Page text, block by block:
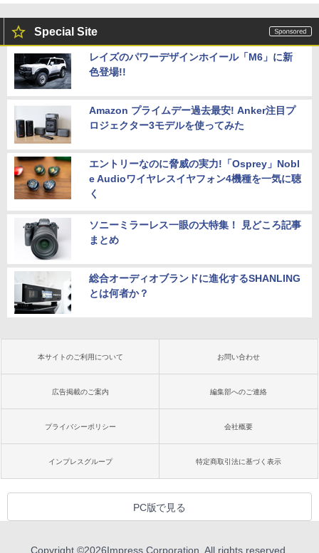
Special Site
レイズのパワーデザインホイール「M6」に新
色登場!!
Amazon プライムデー過去最安! Anker注目プ
ロジェクター3モデルを使ってみた
エントリーなのに脅威の実力!「Osprey」Nobl
e Audioワイヤレスイヤフォン4機種を一気に聴
く
ソニーミラーレス一眼の大特集！ 見どころ記事
まとめ
総合オーディオブランドに進化するSHANLING
とは何者か？
本サイトのご利用について お問い合わせ
広告掲載のご案内 編集部へのご連絡
プライバシーポリシー 会社概要
インプレスグループ 特定商取引法に基づく表示
PC版で見る
Copyright ©2026Impress Corporation. All rights reserved.